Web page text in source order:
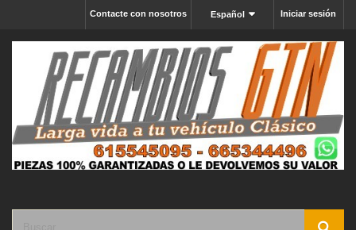
Iniciar sesión
Español
Contacte con nosotros